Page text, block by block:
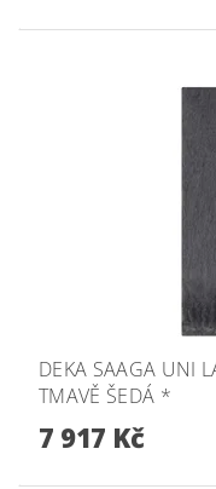
DEKA SAAGA UNI
TMAVĚ ŠEDÁ *
7 917 Kč